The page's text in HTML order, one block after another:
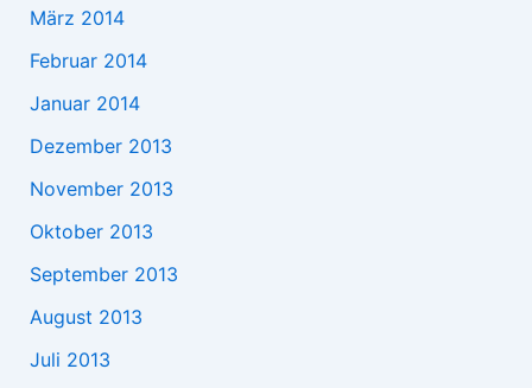
März 2014
Februar 2014
Januar 2014
Dezember 2013
November 2013
Oktober 2013
September 2013
August 2013
Juli 2013